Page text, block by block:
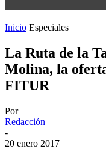
Inicio Especiales
La Ruta de la
Molina, la
FITUR
Por
Redacción
-
20 enero 2017